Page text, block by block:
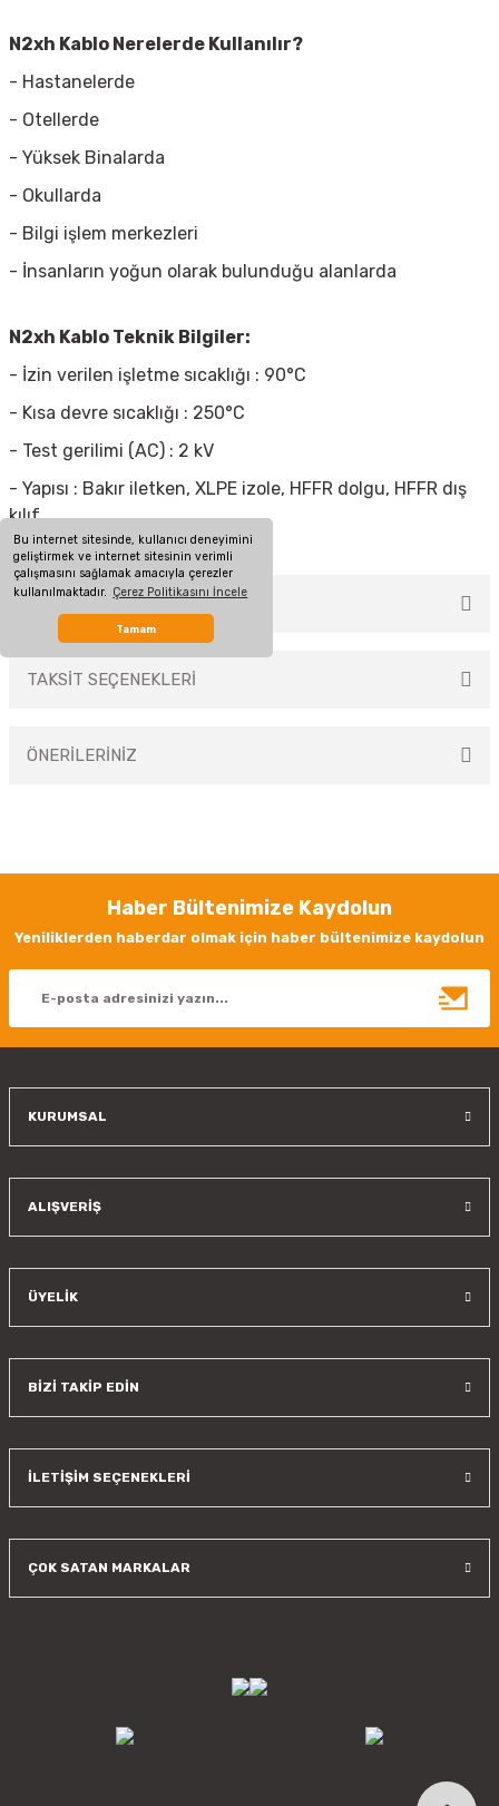
Bu internet sitesinde, kullanıcı deneyimini
geliştirmek ve internet sitesinin verimli
çalışmasını sağlamak amacıyla çerezler
kullanılmaktadır. Çerez Politikasını İncele
Tamam
N2xh Kablo Nerelerde Kullanılır?
- Hastanelerde
- Otellerde
- Yüksek Binalarda
- Okullarda
- Bilgi işlem merkezleri
- İnsanların yoğun olarak bulunduğu alanlarda
N2xh Kablo Teknik Bilgiler:
- İzin verilen işletme sıcaklığı : 90°C
- Kısa devre sıcaklığı : 250°C
- Test gerilimi (AC) : 2 kV
- Yapısı : Bakır iletken, XLPE izole, HFFR dolgu, HFFR dış
kılıf
MÜŞTERİ YORUMLARI
TAKSİT SEÇENEKLERİ
ÖNERİLERİNİZ
Görüş ve önerileriniz için teşekkür ederiz.
Ürün resmi kalitesiz, bozuk veya görüntülenemiyor.
Ürün bilgilerinde hatalar bulunuyor.
Haber Bültenimize Kaydolun
Yeniliklerden haberdar olmak için haber bültenimize kaydolun
KURUMSAL
ALIŞVERİŞ
ÜYELİK
BİZİ TAKİP EDİN
İLETİŞİM SEÇENEKLERİ
ÇOK SATAN MARKALAR